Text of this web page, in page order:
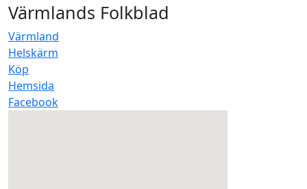
Värmlands Folkblad
Värmland
Helskärm
Köp
Hemsida
Facebook